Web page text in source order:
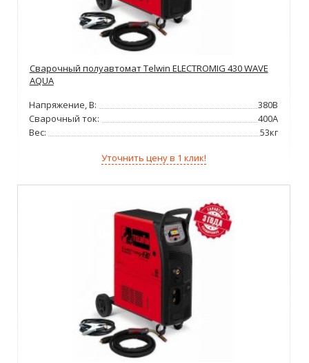
Сварочный полуавтомат Telwin ELECTROMIG 430 WAVE
AQUA
Напряжение, В:
380В
Сварочный ток:
400А
Вес:
53кг
Уточнить цену в 1 клик!